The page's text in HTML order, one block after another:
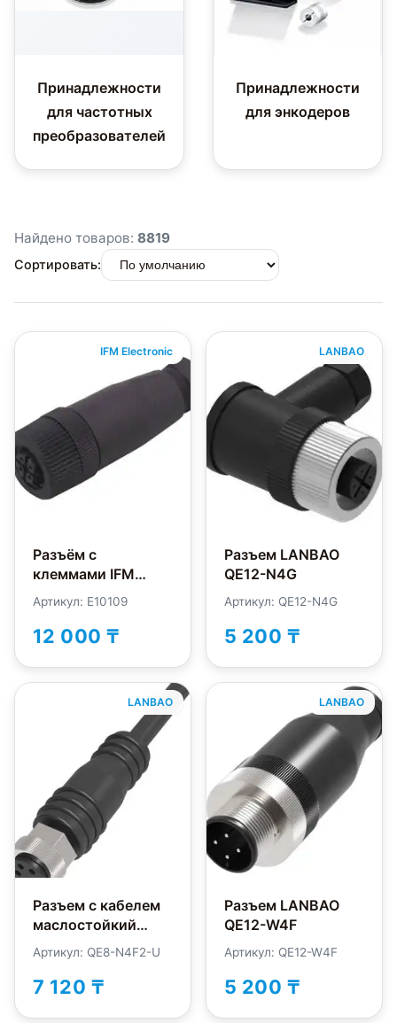
Принадлежности
для частотных
преобразователей
Принадлежности
для энкодеров
Найдено товаров: 8819
Сортировать:
IFM Electronic
Разъём с
клеммами IFM
Electronic E10109
Артикул: E10109
12 000 ₸
LANBAO
Разъем LANBAO
QE12-N4G
Артикул: QE12-N4G
5 200 ₸
LANBAO
Разъем с кабелем
маслостойкий
LANBAO QE8-
N4F2-U
Артикул: QE8-N4F2-U
7 120 ₸
LANBAO
Разъем LANBAO
QE12-W4F
Артикул: QE12-W4F
5 200 ₸